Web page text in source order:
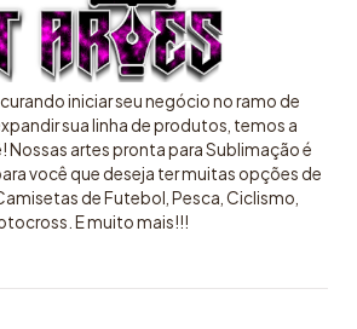
iniciar seu negócio no ramo de
sua linha de produtos, temos a
Nossas artes pronta para Sublimação é
você que deseja ter muitas opções de
de Futebol, Pesca, Ciclismo,
E muito mais!!!